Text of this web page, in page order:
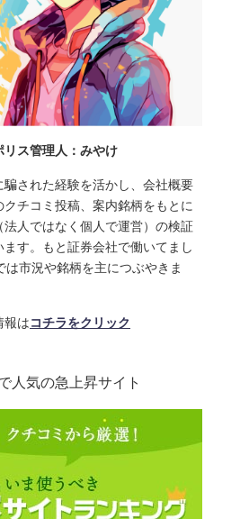
リス管理人：みやけ
騙された経験を活かし、会社概要
チコミ投稿、案内銘柄をもとに
法人ではなく個人で運営）の検証
ます。もと証券会社で働いてまし
は市況や銘柄を主につぶやきま
はコチラをクリック
人気の急上昇サイト